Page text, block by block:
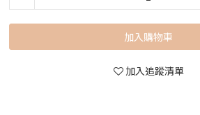
加入購物車
加入追蹤清單